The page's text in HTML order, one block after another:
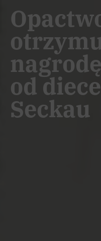
od
Seckau